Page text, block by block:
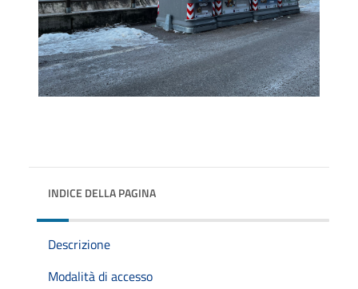
INDICE DELLA PAGINA
Descrizione
Modalità di accesso